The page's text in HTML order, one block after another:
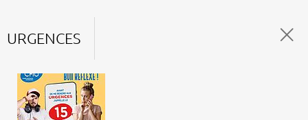
URGENCES